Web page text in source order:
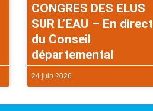
CONGRES DES ELUS
SUR L’EAU – En direct
du Conseil
départemental
24 juin 2026